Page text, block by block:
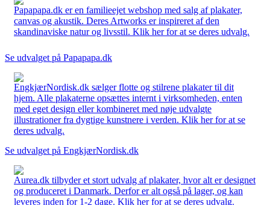
Papapapa.dk er en familieejet webshop med salg af plakater,
canvas og akustik. Deres Artworks er inspireret af den
skandinaviske natur og livsstil. Klik her for at se deres udvalg.
Se udvalget på Papapapa.dk
EngkjærNordisk.dk sælger flotte og stilrene plakater til dit
hjem. Alle plakaterne opsættes internt i virksomheden, enten
med eget design eller kombineret med nøje udvalgte
illustrationer fra dygtige kunstnere i verden. Klik her for at se
deres udvalg.
Se udvalget på EngkjærNordisk.dk
Aurea.dk tilbyder et stort udvalg af plakater, hvor alt er designet
og produceret i Danmark. Derfor er alt også på lager, og kan
leveres inden for 1-2 dage. Klik her for at se deres udvalg.